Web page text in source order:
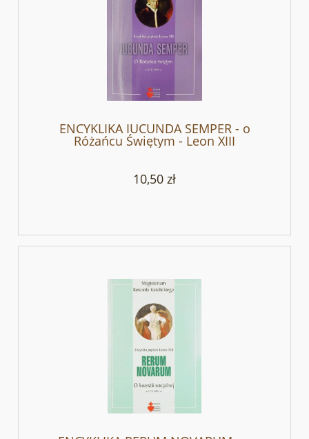
ENCYKLIKA IUCUNDA SEMPER - o
Różańcu Świętym - Leon XIII
10,50 zł